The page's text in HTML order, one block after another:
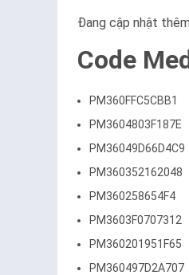
Đang cập nhật
Code
PM360FFC5CBB1
PM3604803F187E
PM36049D66D4C9
PM360352162048
PM360258654F4
PM3603F0707312
PM360201951F65
PM360497D2A707